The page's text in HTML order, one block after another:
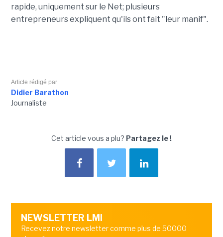
rapide, uniquement sur le Net; plusieurs
entrepreneurs expliquent qu'ils ont fait "leur manif".
Article rédigé par
Didier Barathon
Journaliste
Cet article vous a plu? Partagez le !
NEWSLETTER LMI
Recevez notre newsletter comme plus de 50000